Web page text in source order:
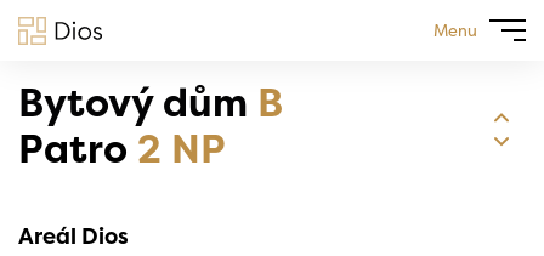
Menu
Bytový dům B
Patro 2 NP
Areál Dios